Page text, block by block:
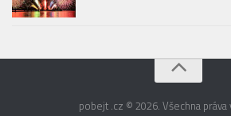
pobejt .cz © 2026. Všechna práva